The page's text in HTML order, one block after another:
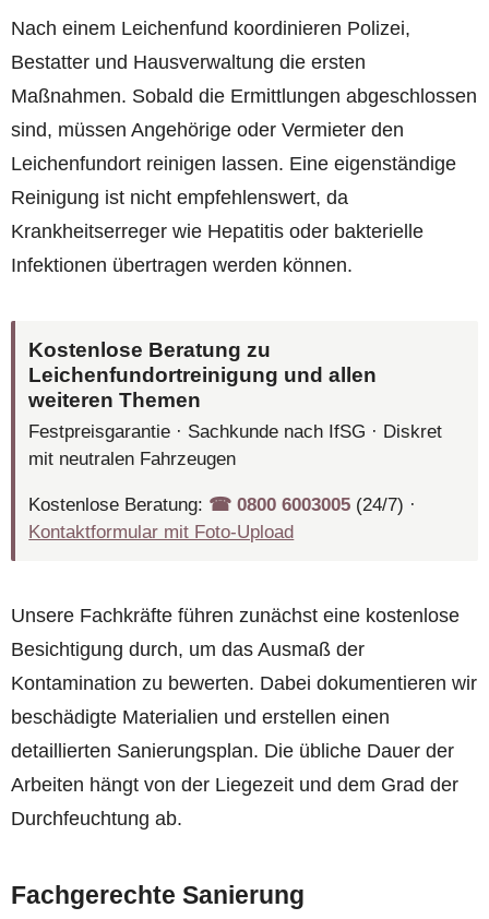
Nach einem Leichenfund koordinieren Polizei,
Bestatter und Hausverwaltung die ersten
Maßnahmen. Sobald die Ermittlungen abgeschlossen
sind, müssen Angehörige oder Vermieter den
Leichenfundort reinigen lassen. Eine eigenständige
Reinigung ist nicht empfehlenswert, da
Krankheitserreger wie Hepatitis oder bakterielle
Infektionen übertragen werden können.
Kostenlose Beratung zu
Leichenfundortreinigung und allen
weiteren Themen
Festpreisgarantie · Sachkunde nach IfSG · Diskret
mit neutralen Fahrzeugen
Kostenlose Beratung: ☎︎ 0800 6003005 (24/7) ·
Kontaktformular mit Foto-Upload
Unsere Fachkräfte führen zunächst eine kostenlose
Besichtigung durch, um das Ausmaß der
Kontamination zu bewerten. Dabei dokumentieren wir
beschädigte Materialien und erstellen einen
detaillierten Sanierungsplan. Die übliche Dauer der
Arbeiten hängt von der Liegezeit und dem Grad der
Durchfeuchtung ab.
Fachgerechte Sanierung